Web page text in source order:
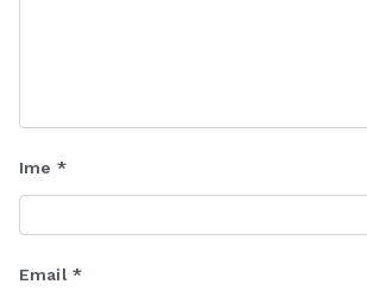
Ime *
Email *